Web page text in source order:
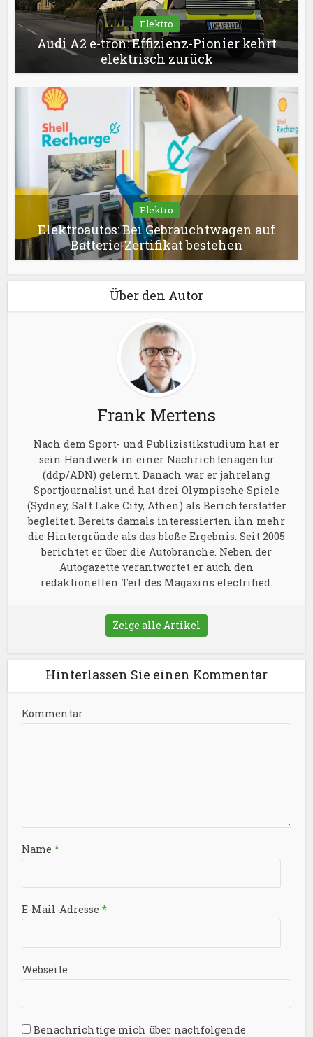
Elektro
Audi A2 e-tron: Effizienz-Pionier kehrt
elektrisch zurück
Elektro
Elektroautos: Bei Gebrauchtwagen auf
Batterie-Zertifikat bestehen
Über den Autor
Frank Mertens
Nach dem Sport- und Publizistikstudium hat er
sein Handwerk in einer Nachrichtenagentur
(ddp/ADN) gelernt. Danach war er jahrelang
Sportjournalist und hat drei Olympische Spiele
(Sydney, Salt Lake City, Athen) als Berichterstatter
begleitet. Bereits damals interessierten ihn mehr
die Hintergründe als das bloße Ergebnis. Seit 2005
berichtet er über die Autobranche. Neben der
Autogazette verantwortet er auch den
redaktionellen Teil des Magazins electrified.
Zeige alle Artikel
Hinterlassen Sie einen Kommentar
Kommentar
Name*
E-Mail-Adresse*
Webseite
Benachrichtige mich über nachfolgende